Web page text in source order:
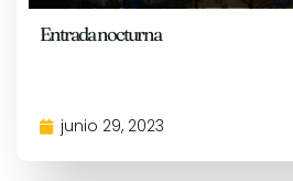
Entrada nocturna
junio 29, 2023